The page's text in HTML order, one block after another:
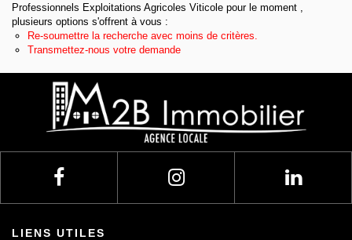
Contact
Professionnels Exploitations Agricoles Viticole pour le moment ,
plusieurs options s'offrent à vous :
Re-soumettre la recherche avec moins de critères.
Transmettez-nous votre demande
LIENS UTILES